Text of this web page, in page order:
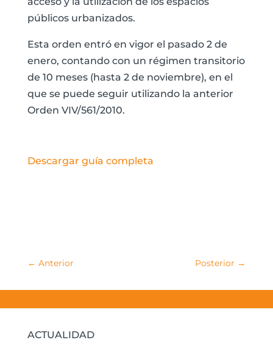
públicos urbanizados.
Esta orden entró en vigor el pasado 2 de
enero, contando con un régimen transitorio
de 10 meses (hasta 2 de noviembre), en el
que se puede seguir utilizando la anterior
Orden VIV/561/2010.
Descargar guía completa
← Anterior Posterior →
ACTUALIDAD